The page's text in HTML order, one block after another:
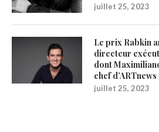
juillet 25, 2023
Le prix Rabkin
directeur
dont
chef d’ARTnews
juillet 25, 2023